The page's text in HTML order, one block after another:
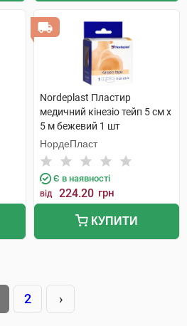
Nordeplast Пластир
медичний кінезіо тейп 5 cм х
5 м бежевий 1 шт
НордеПласт
Є в наявності
від 224.20 грн
КУПИТИ
2 ›